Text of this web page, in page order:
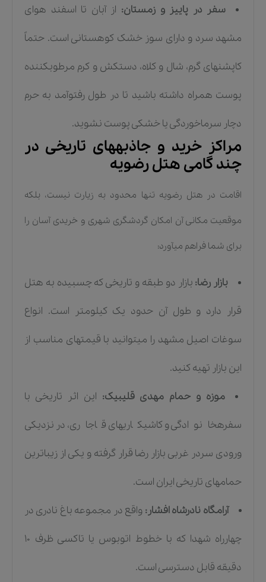
سفر در پاییز و زمستان: از آبان تا اسفند هوای
مشهد سرد و دارای سوز خشک کوهستانی است. حتماً
کاپشنهای گرم، شال و کلاه، دستکش و کرم مرطوبکننده
پوست همراه داشته باشید تا در طول رفتوآمد به حرم
دچار سرماخوردگی یا خشکی پوست نشوید.
مراکز خرید و جاذبههای تاریخی در
چند گامی هتل رضویه
اقامت در هتل رضویه تنها محدود به زیارت نیست، بلکه
موقعیت مکانی آن امکان گردشگری شهری و خریدی آسان را
برای شما فراهم میآورد:
بازار رضا: بازار دو طبقه و تاریخی که چسبیده به هتل
قرار دارد و طول آن حدود یک کیلومتر است. انواع
سوغات اصیل مشهد را میتوانید با قیمتهای مناسب از
این بازار تهیه کنید.
موزه و حمام مهدی قلیبیک: این اثر تاریخی با
سفرهخانوادگی و کاشیکاریهای قاجاری، در نزدیکی
ورودی سردر غربی بازار رضا قرار گرفته و یکی از زیباترین
حمامهای تاریخی ایران است.
آرامگاه نادرشاه افشار: واقع در مجموعه باغ نادری در
چهارراه شهدا که با خطوط اتوبوس یا تاکسی ظرف ۱۰
دقیقه قابل دسترسی است.